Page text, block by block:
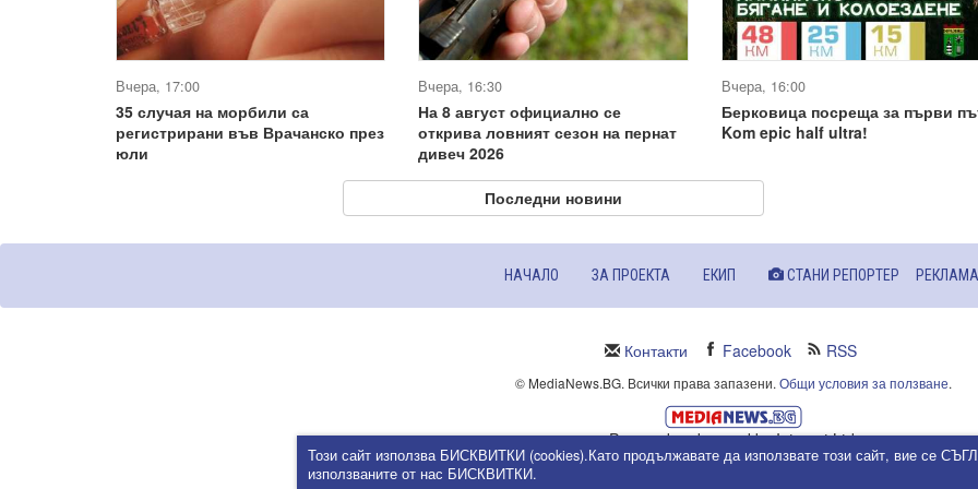
Вчера, 17:00
35 случая на морбили са
регистрирани във Врачанско през
юли
Вчера, 16:30
На 8 август официално се
открива ловният сезон на пернат
дивеч 2026
Вчера, 16:00
Берковица посреща за първи
Kom epic half ultra!
Последни новини
НАЧАЛО ЗА ПРОЕКТА ЕКИП СТАНИ РЕПОРТЕР РЕКЛАМА
Контакти Facebook RSS
© MediaNews.BG. Всички права запазени. Общи условия за ползване.
Powered and owned by Intersat Ltd.
Собственост на Интерсат ООД.
Този сайт използва БИСКВИТКИ (cookies).Като продължавате да използвате този сайт, вие се
използваните от нас БИСКВИТКИ.